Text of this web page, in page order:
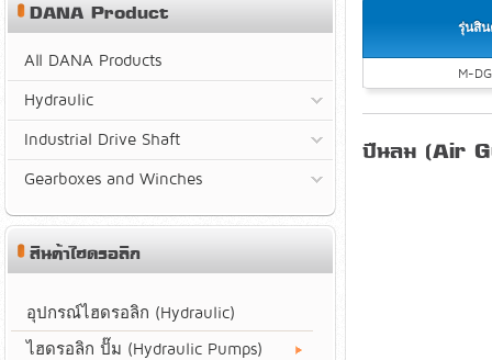
รุ่นสิ
M-
ปืนลม (Air
DANA Product
All DANA Products
Hydraulic
Industrial Drive Shaft
Gearboxes and Winches
สินค้าไฮดรอลิก
อุปกรณ์ไฮดรอลิก (Hydraulic)
ไฮดรอลิก ปั๊ม (Hydraulic Pumps)